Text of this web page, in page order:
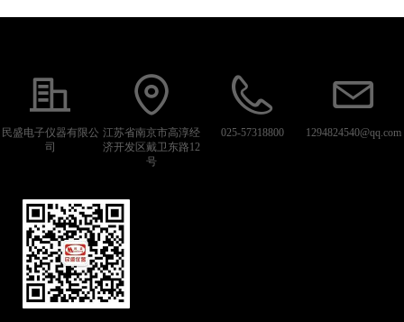
民盛电子仪器有限公
司
江苏省南京市高淳经
济开发区戴卫东路12
号
025-57318800 1294824540@qq.com